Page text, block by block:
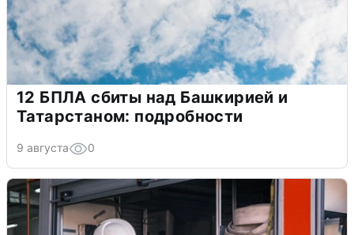
12 БПЛА сбиты над Башкирией и
Татарстаном: подробности
9 августа 0